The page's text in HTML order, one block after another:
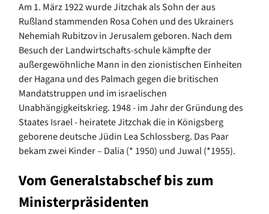
Am 1. März 1922 wurde Jitzchak als Sohn der aus
Rußland stammenden Rosa Cohen und des Ukrainers
Nehemiah Rubitzov in Jerusalem geboren. Nach dem
Besuch der Landwirtschafts-schule kämpfte der
außergewöhnliche Mann in den zionistischen Einheiten
der Hagana und des Palmach gegen die britischen
Mandatstruppen und im israelischen
Unabhängigkeitskrieg. 1948 - im Jahr der Gründung des
Staates Israel - heiratete Jitzchak die in Königsberg
geborene deutsche Jüdin Lea Schlossberg. Das Paar
bekam zwei Kinder – Dalia (* 1950) und Juwal (*1955).
Vom Generalstabschef bis zum
Ministerpräsidenten